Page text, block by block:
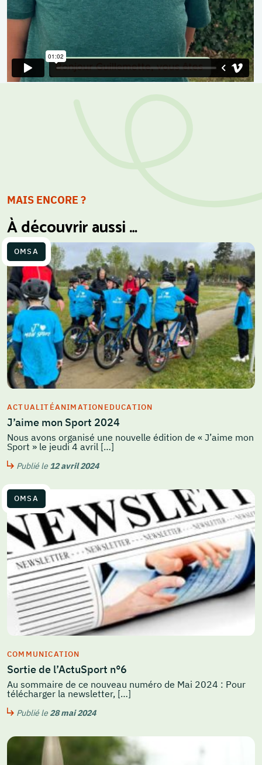
MAIS ENCORE ?
À découvrir aussi …
OMSA
ACTUALITÉANIMATIONEDUCATION
J’aime mon Sport 2024
Nous avons organisé une nouvelle édition de « J’aime mon
Sport » le jeudi 4 avril […]
Publié le 12 avril 2024
OMSA
COMMUNICATION
Sortie de l’ActuSport n°6
Au sommaire de ce nouveau numéro de Mai 2024 : Pour
télécharger la newsletter, […]
Publié le 28 mai 2024